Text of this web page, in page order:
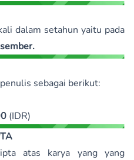
dalam setahun yaitu pada
sebagai berikut:
(IDR)
atas karya yang yang